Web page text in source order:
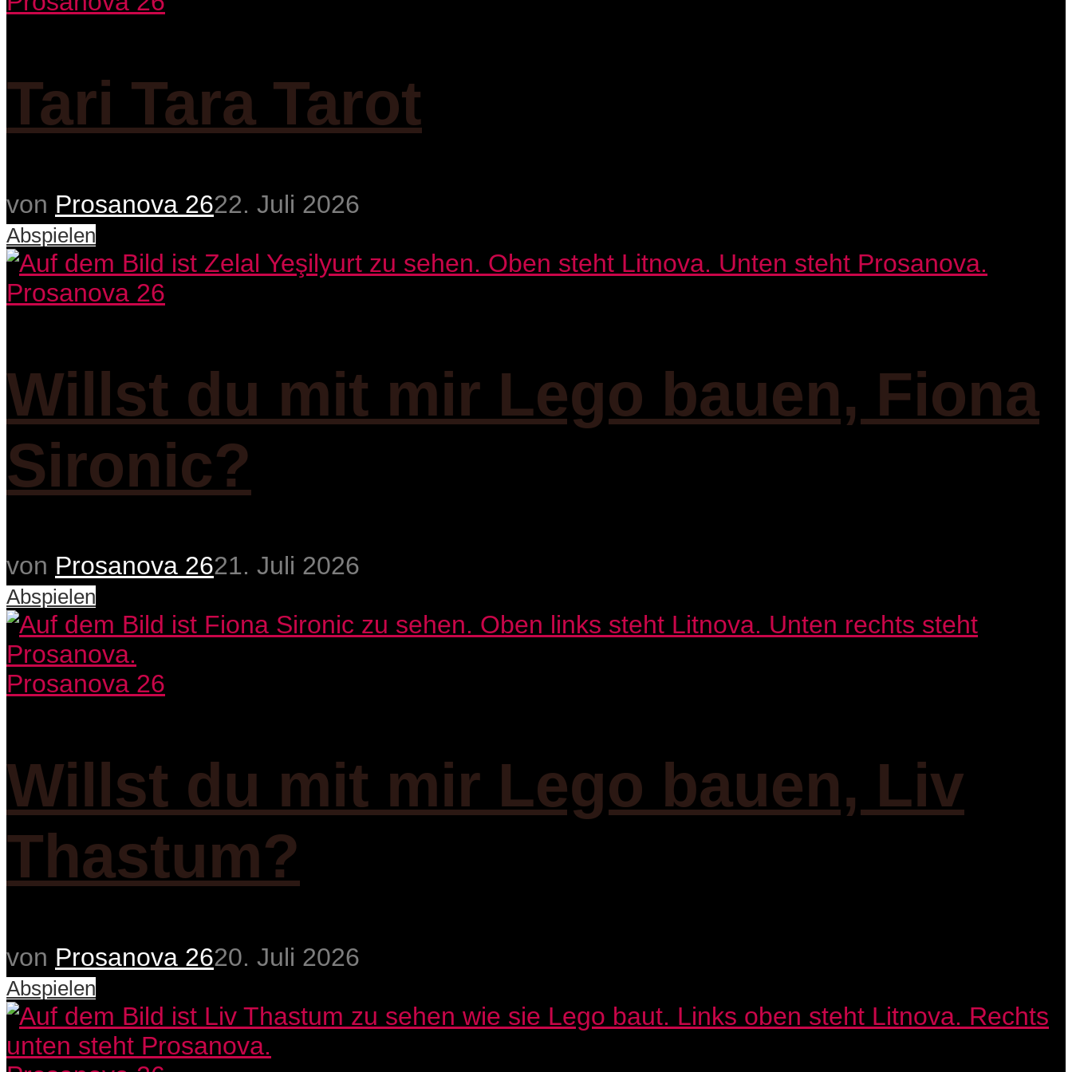
Tari Tara Tarot
von Prosanova 2622. Juli 2026
Abspielen
Prosanova 26
Willst du mit mir Lego bauen, Fiona
Sironic?
von Prosanova 2621. Juli 2026
Abspielen
Prosanova 26
Willst du mit mir Lego bauen, Liv
Thastum?
von Prosanova 2620. Juli 2026
Abspielen